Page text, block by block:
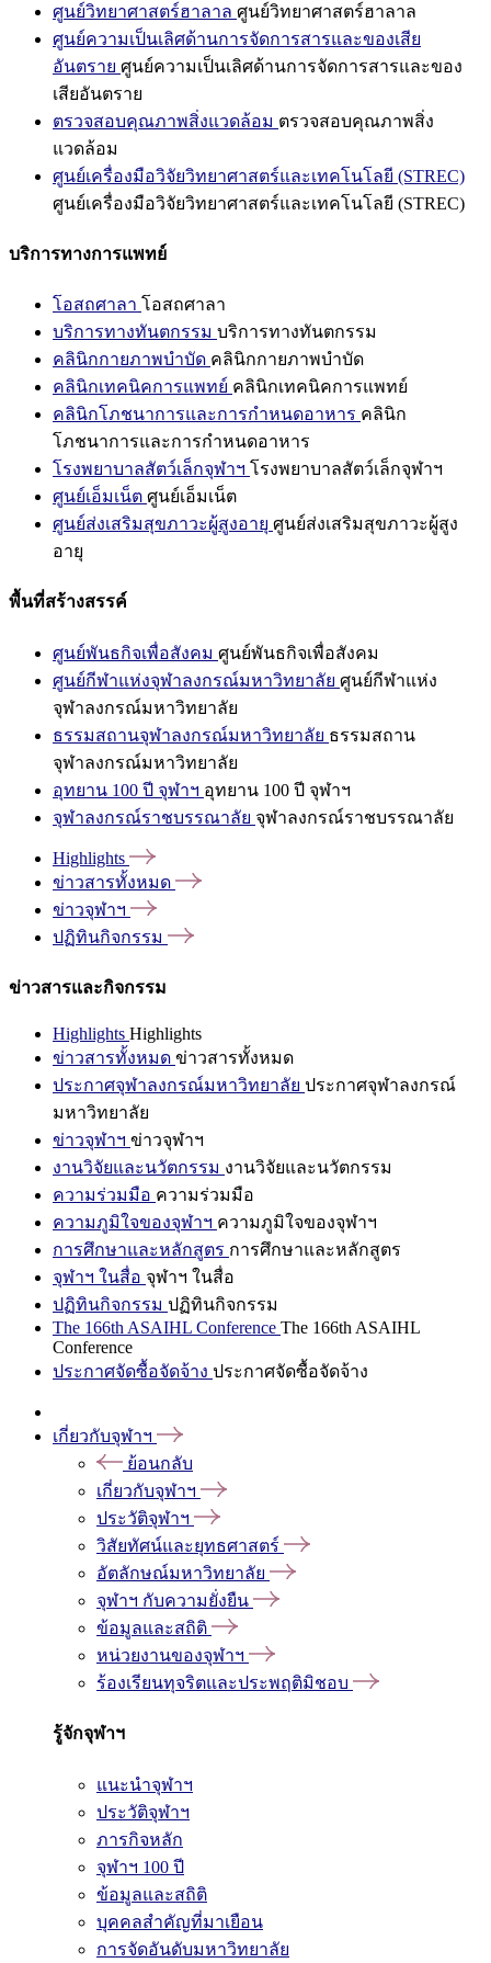
ศูนย์วิทยาศาสตร์ฮาลาล ศูนย์วิทยาศาสตร์ฮาลาล
ศูนย์ความเป็นเลิศด้านการจัดการสารและของเสีย
อันตราย ศูนย์ความเป็นเลิศด้านการจัดการสารและของ
เสียอันตราย
ตรวจสอบคุณภาพสิ่งแวดล้อม ตรวจสอบคุณภาพสิ่ง
แวดล้อม
ศูนย์เครื่องมือวิจัยวิทยาศาสตร์และเทคโนโลยี (STREC)
ศูนย์เครื่องมือวิจัยวิทยาศาสตร์และเทคโนโลยี (STREC)
บริการทางการแพทย์
โอสถศาลา โอสถศาลา
บริการทางทันตกรรม บริการทางทันตกรรม
คลินิกกายภาพบำบัด คลินิกกายภาพบำบัด
คลินิกเทคนิคการแพทย์ คลินิกเทคนิคการแพทย์
คลินิกโภชนาการและการกำหนดอาหาร คลินิก
โภชนาการและการกำหนดอาหาร
โรงพยาบาลสัตว์เล็กจุฬาฯ โรงพยาบาลสัตว์เล็กจุฬาฯ
ศูนย์เอ็มเน็ต ศูนย์เอ็มเน็ต
ศูนย์ส่งเสริมสุขภาวะผู้สูงอายุ ศูนย์ส่งเสริมสุขภาวะผู้สูง
อายุ
พื้นที่สร้างสรรค์
ศูนย์พันธกิจเพื่อสังคม ศูนย์พันธกิจเพื่อสังคม
ศูนย์กีฬาแห่งจุฬาลงกรณ์มหาวิทยาลัย ศูนย์กีฬาแห่ง
จุฬาลงกรณ์มหาวิทยาลัย
ธรรมสถานจุฬาลงกรณ์มหาวิทยาลัย ธรรมสถาน
จุฬาลงกรณ์มหาวิทยาลัย
อุทยาน 100 ปี จุฬาฯ อุทยาน 100 ปี จุฬาฯ
จุฬาลงกรณ์ราชบรรณาลัย จุฬาลงกรณ์ราชบรรณาลัย
Highlights
ข่าวสารทั้งหมด
ข่าวจุฬาฯ
ปฏิทินกิจกรรม
ข่าวสารและกิจกรรม
Highlights Highlights
ข่าวสารทั้งหมด ข่าวสารทั้งหมด
ประกาศจุฬาลงกรณ์มหาวิทยาลัย ประกาศจุฬาลงกรณ์
มหาวิทยาลัย
ข่าวจุฬาฯ ข่าวจุฬาฯ
งานวิจัยและนวัตกรรม งานวิจัยและนวัตกรรม
ความร่วมมือ ความร่วมมือ
ความภูมิใจของจุฬาฯ ความภูมิใจของจุฬาฯ
การศึกษาและหลักสูตร การศึกษาและหลักสูตร
จุฬาฯ ในสื่อ จุฬาฯ ในสื่อ
ปฏิทินกิจกรรม ปฏิทินกิจกรรม
The 166th ASAIHL Conference The 166th ASAIHL
Conference
ประกาศจัดซื้อจัดจ้าง ประกาศจัดซื้อจัดจ้าง
เกี่ยวกับจุฬาฯ
ย้อนกลับ
เกี่ยวกับจุฬาฯ
ประวัติจุฬาฯ
วิสัยทัศน์และยุทธศาสตร์
อัตลักษณ์มหาวิทยาลัย
จุฬาฯ กับความยั่งยืน
ข้อมูลและสถิติ
หน่วยงานของจุฬาฯ
ร้องเรียนทุจริตและประพฤติมิชอบ
รู้จักจุฬาฯ
แนะนำจุฬาฯ
ประวัติจุฬาฯ
ภารกิจหลัก
จุฬาฯ 100 ปี
ข้อมูลและสถิติ
บุคคลสำคัญที่มาเยือน
การจัดอันดับมหาวิทยาลัย